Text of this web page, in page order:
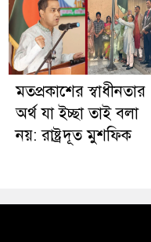
মতপ্রকাশের স্বাধীনতার
অর্থ যা ইচ্ছা তাই বলা
নয়: রাষ্ট্রদূত মুশফিক